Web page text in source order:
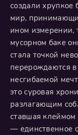
создали хрупкое
мир,
ином измерении,
мусорном баке
стала точкой
перерождаются
несгибаемой
это суровая
разлагающим
ставшая
— единственное